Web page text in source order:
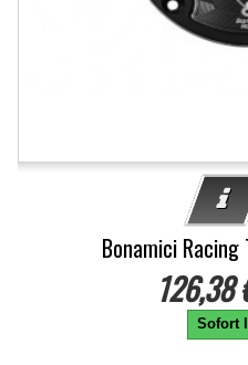
Bonamici Racing
126,38
Sofort